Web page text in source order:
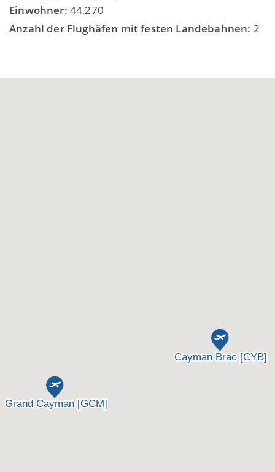
Einwohner: 44,270
Anzahl der Flughäfen mit festen Landebahnen: 2